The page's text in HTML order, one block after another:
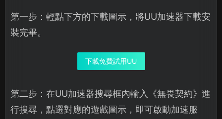
第一步：輕點下方的下載圖示，將UU加速器下載安
裝完畢。
下載免費試用UU
第二步：在UU加速器搜尋框內輸入《無畏契約》進
行搜尋，點選對應的遊戲圖示，即可啟動加速服